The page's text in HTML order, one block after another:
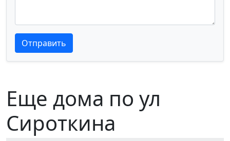
Текст отзыва
Текст отзыва
Отправить
Еще дома по ул
Сироткина